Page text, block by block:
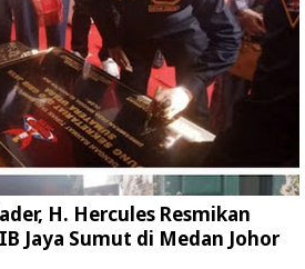
H. Hercules Resmikan
Jaya Sumut di Medan Johor